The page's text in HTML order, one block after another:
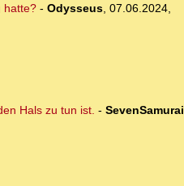
hatte?- Odysseus, 07.06.2024,
Hals zu tun ist. - SevenSamurai